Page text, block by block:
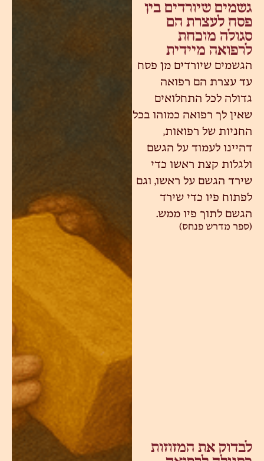
גשמים שיורדים בין
פסח לעצרת הם
סגולה מוכחת
לרפואה מיידית
הגשמים שיורדים מן פסח
עד עצרת הם רפואה
גדולה לכל התחלואים
שאין לך רפואה כמוהו בכל
החניות של רפואות,
דהיינו לעמוד על הגשם
ולגלות קצת ראשו כדי
שירד הגשם על ראשו, וגם
לפתוח פיו כדי שירד
הגשם לתוך פיו ממש.
(ספר מדרש פנחס)
לבדוק את המזוזות